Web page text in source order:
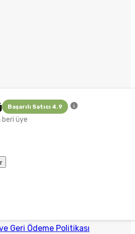
Başarılı Satıcı 4.9
üye
Geri Ödeme Politikası